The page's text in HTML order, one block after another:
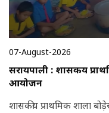
07-August-2026
सरायपाली : शासकीय
आयोजन
शासकीय प्राथमिक शाला